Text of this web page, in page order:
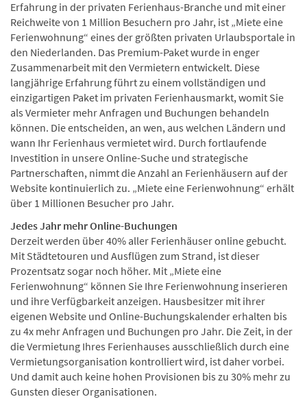
Erfahrung in der privaten Ferienhaus-Branche und mit einer
Reichweite von 1 Million Besuchern pro Jahr, ist „Miete eine
Ferienwohnung“ eines der größten privaten Urlaubsportale in
den Niederlanden. Das Premium-Paket wurde in enger
Zusammenarbeit mit den Vermietern entwickelt. Diese
langjährige Erfahrung führt zu einem vollständigen und
einzigartigen Paket im privaten Ferienhausmarkt, womit Sie
als Vermieter mehr Anfragen und Buchungen behandeln
können. Die entscheiden, an wen, aus welchen Ländern und
wann Ihr Ferienhaus vermietet wird. Durch fortlaufende
Investition in unsere Online-Suche und strategische
Partnerschaften, nimmt die Anzahl an Ferienhäusern auf der
Website kontinuierlich zu. „Miete eine Ferienwohnung“ erhält
über 1 Millionen Besucher pro Jahr.
Jedes Jahr mehr Online-Buchungen
Derzeit werden über 40% aller Ferienhäuser online gebucht.
Mit Städtetouren und Ausflügen zum Strand, ist dieser
Prozentsatz sogar noch höher. Mit „Miete eine
Ferienwohnung“ können Sie Ihre Ferienwohnung inserieren
und ihre Verfügbarkeit anzeigen. Hausbesitzer mit ihrer
eigenen Website und Online-Buchungskalender erhalten bis
zu 4x mehr Anfragen und Buchungen pro Jahr. Die Zeit, in der
die Vermietung Ihres Ferienhauses ausschließlich durch eine
Vermietungsorganisation kontrolliert wird, ist daher vorbei.
Und damit auch keine hohen Provisionen bis zu 30% mehr zu
Gunsten dieser Organisationen.